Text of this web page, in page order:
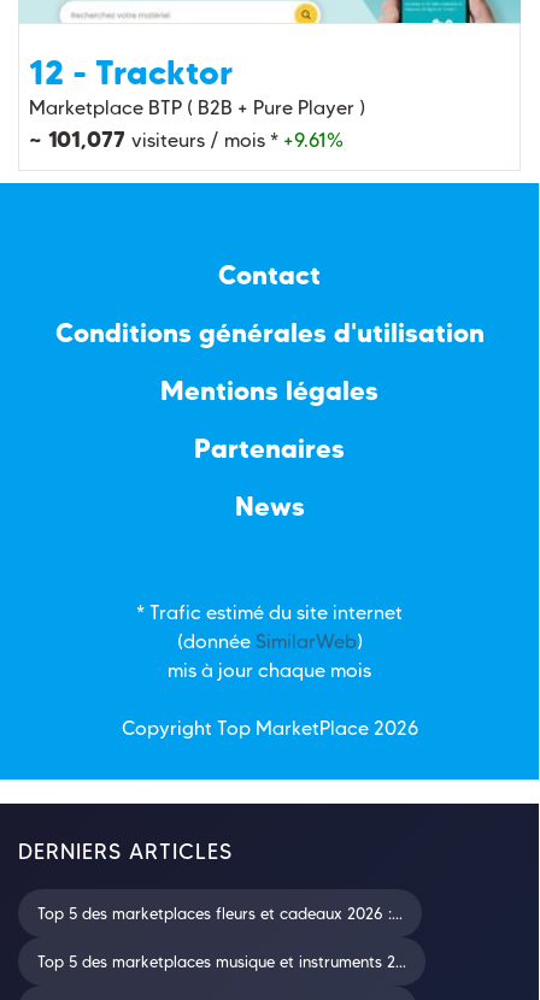
12 - Tracktor
Marketplace BTP ( B2B + Pure Player )
~ 101,077 visiteurs / mois * +9.61%
Contact
Conditions générales d'utilisation
Mentions légales
Partenaires
News
* Trafic estimé du site internet
(donnée SimilarWeb)
mis à jour chaque mois
Copyright Top MarketPlace2026
DERNIERS ARTICLES
Top 5 des marketplaces fleurs et cadeaux 2026 :...
Top 5 des marketplaces musique et instruments 2...